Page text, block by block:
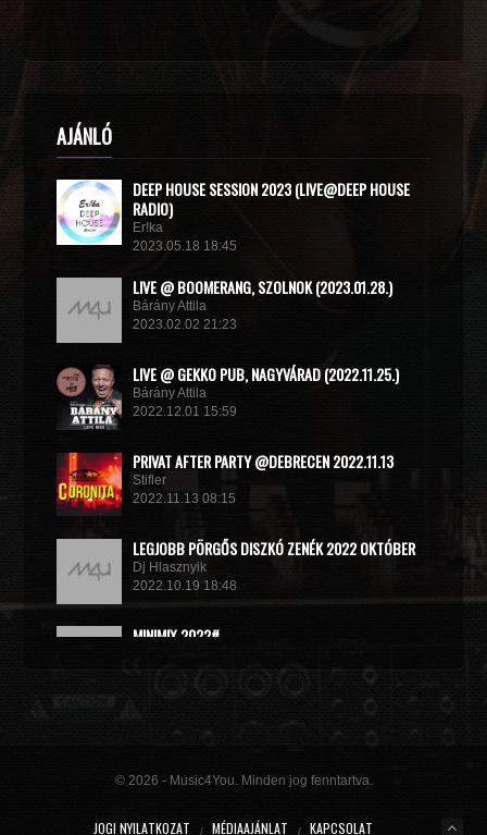
AJÁNLÓ
DEEP HOUSE SESSION 2023 (LIVE@DEEP HOUSE
RADIO)
Er!ka
2023.05.18 18:45
LIVE @ BOOMERANG, SZOLNOK (2023.01.28.)
Bárány Attila
2023.02.02 21:23
LIVE @ GEKKO PUB, NAGYVÁRAD (2022.11.25.)
Bárány Attila
2022.12.01 15:59
PRIVAT AFTER PARTY @DEBRECEN 2022.11.13
Stifler
2022.11.13 08:15
LEGJOBB PÖRGŐS DISZKÓ ZENÉK 2022 OKTÓBER
Dj Hlasznyik
2022.10.19 18:48
MINIMIX 2022#
2022.09.02 10:40
© 2026 - Music4You. Minden jog fenntartva.
JOGI NYILATKOZAT MÉDIAAJÁNLAT KAPCSOLAT